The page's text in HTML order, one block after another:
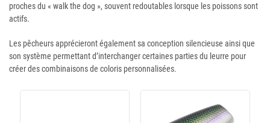
proches du « walk the dog », souvent redoutables lorsque les poissons sont
actifs.
Les pêcheurs apprécieront également sa conception silencieuse ainsi que
son système permettant d’interchanger certaines parties du leurre pour
créer des combinaisons de coloris personnalisées.